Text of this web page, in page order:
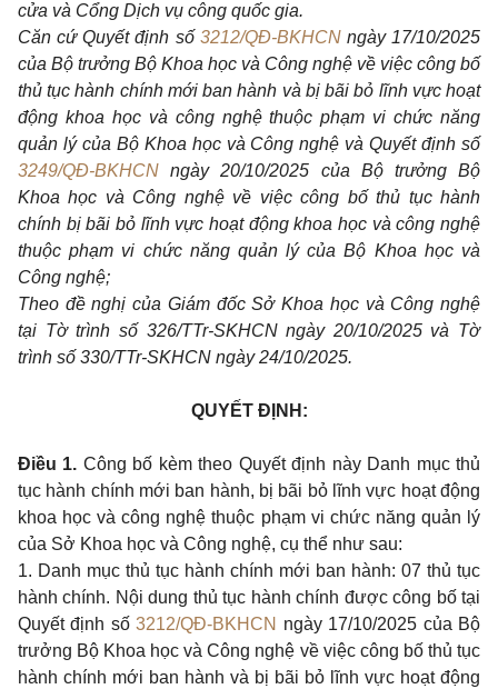
cửa và Cổng Dịch vụ công quốc gia.
Căn cứ Quyết định số 3212/QĐ-BKHCNngày 17/10/2025
của Bộ trưởng Bộ Khoa học và Công nghệ về việc công bố
thủ tục hành chính mới ban hành và bị bãi bỏ lĩnh vực hoạt
động khoa học và công nghệ thuộc phạm vi chức năng
quản lý của Bộ Khoa học và Công nghệ và Quyết định số
3249/QĐ-BKHCN ngày 20/10/2025 của Bộ trưởng Bộ
Khoa học và Công nghệ về việc công bố thủ tục hành
chính bị bãi bỏ lĩnh vực hoạt động khoa học và công nghệ
thuộc phạm vi chức năng quản lý của Bộ Khoa học và
Công nghệ;
Theo đề nghị của Giám đốc Sở Khoa học và Công nghệ
tại Tờ trình số 326/TTr-SKHCN ngày 20/10/2025 và Tờ
trình số 330/TTr-SKHCN ngày 24/10/2025.
QUYẾT ĐỊNH:
Điều 1. Công bố kèm theo Quyết định này Danh mục thủ
tục hành chính mới ban hành, bị bãi bỏ lĩnh vực hoạt động
khoa học và công nghệ thuộc phạm vi chức năng quản lý
của Sở Khoa học và Công nghệ, cụ thể như sau:
1. Danh mục thủ tục hành chính mới ban hành: 07 thủ tục
hành chính. Nội dung thủ tục hành chính được công bố tại
Quyết định số3212/QĐ-BKHCN ngày 17/10/2025 của Bộ
trưởng Bộ Khoa học và Công nghệ về việc công bố thủ tục
hành chính mới ban hành và bị bãi bỏ lĩnh vực hoạt động